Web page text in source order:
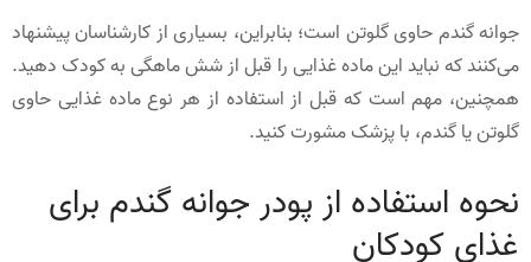
جوانه گندم حاوی گلوتن است؛ بنابراین، بسیاری از کارشناسان پیشنهاد
می‌کنند که نباید این ماده غذایی را قبل از شش ماهگی به کودک دهید.
همچنین، مهم است که قبل از استفاده از هر نوع ماده غذایی حاوی
گلوتن یا گندم، با پزشک مشورت کنید.
نحوه استفاده از پودر جوانه گندم برای
غذای کودکان